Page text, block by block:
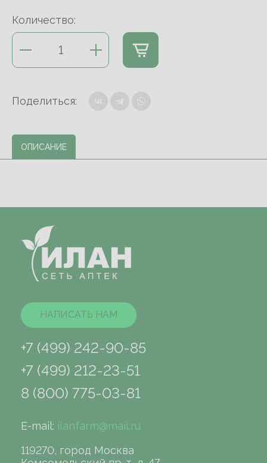
Количество:
Поделиться:
ОПИСАНИЕ
НАПИСАТЬ НАМ
+7 (499) 242-90-85
+7 (499) 212-23-51
8 (800) 775-03-81
E-mail: ilanfarm@mail.ru
119270, город Москва